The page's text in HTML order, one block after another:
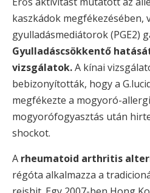
kaszkádok megfékezésében,
gyulladásmediátorok (PGE2)
Gyulladáscsökkentő
vizsgálatok.A kínai
bebizonyították, hogy a
megfékezte a mogyoró-
mogyorófogyasztás után
shockot.
A rheumatoid arthritis
régóta alkalmazza a